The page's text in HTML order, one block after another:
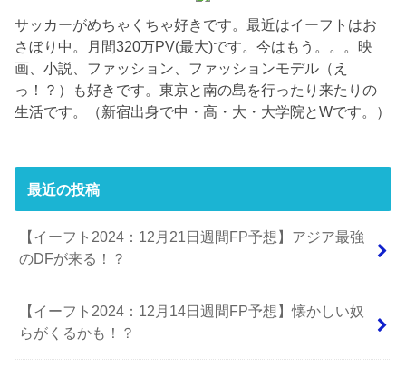
サッカーがめちゃくちゃ好きです。最近はイーフトはお
さぼり中。月間320万PV(最大)です。今はもう。。。映
画、小説、ファッション、ファッションモデル（え
っ！？）も好きです。東京と南の島を行ったり来たりの
生活です。（新宿出身で中・高・大・大学院とWです。）
最近の投稿
【イーフト2024：12月21日週間FP予想】アジア最強
のDFが来る！？
【イーフト2024：12月14日週間FP予想】懐かしい奴
らがくるかも！？